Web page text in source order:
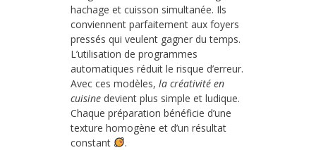
hachage et cuisson simultanée. Ils
conviennent parfaitement aux foyers
pressés qui veulent gagner du temps.
L’utilisation de programmes
automatiques réduit le risque d’erreur.
Avec ces modèles, la créativité en
cuisine devient plus simple et ludique.
Chaque préparation bénéficie d’une
texture homogène et d’un résultat
constant
.